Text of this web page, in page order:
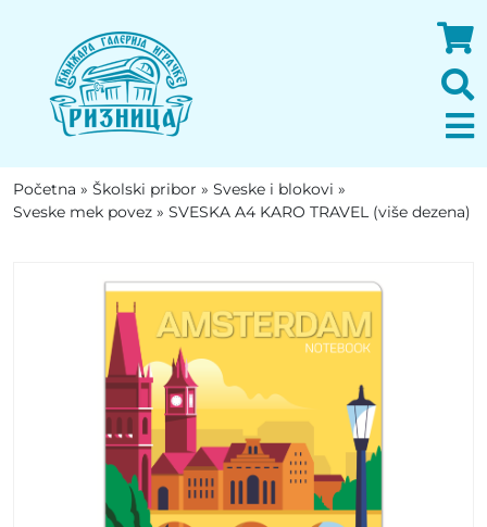
Početna » Školski pribor » Sveske i blokovi »
Sveske mek povez » SVESKA A4 KARO TRAVEL (više dezena)